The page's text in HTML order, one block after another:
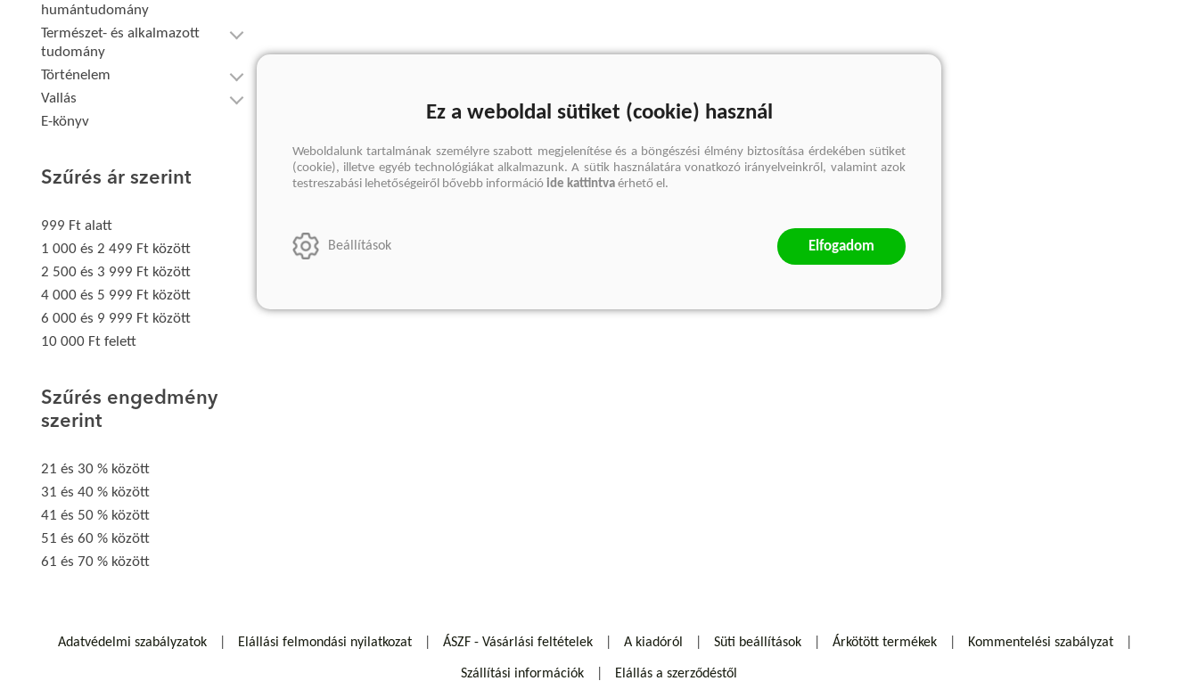
humántudomány
Természet- és alkalmazott
tudomány
Történelem
Vallás
E-könyv
Szűrés ár szerint
999 Ft alatt
1 000 és 2 499 Ft között
2 500 és 3 999 Ft között
4 000 és 5 999 Ft között
6 000 és 9 999 Ft között
10 000 Ft felett
Szűrés engedmény
szerint
21 és 30 % között
31 és 40 % között
41 és 50 % között
51 és 60 % között
61 és 70 % között
Adatvédelmi szabályzatok Elállási felmondási nyilatkozat ÁSZF - Vásárlási feltételek A kiadóról Süti beállítások Árkötött termékek Kommentelési szabályzat
Szállítási információk Elállás a szerződéstől
Ez a weboldal sütiket (cookie) használ
Weboldalunk tartalmának személyre szabott megjelenítése és a böngészési élmény biztosítása érdekében sütiket
(cookie), illetve egyéb technológiákat alkalmazunk. A sütik használatára vonatkozó irányelveinkről, valamint azok
testreszabási lehetőségeiről bővebb információ ide kattintva érhető el.
Beállítások Elfogadom